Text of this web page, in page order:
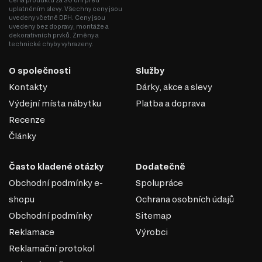
MDF
MDF je jedním z nejoblíbenějších materiálů v
lisováním pod vysokým tlakem a teplotou za přidání
speciálních pryskyřic. Díky svým vlastnostem se MDF
dekorativních panelů a dalších interiérových prvků.
Vlastnosti MDF:
Pevnost a stabilita. MDF má vysokou hustotu, která zajišťuje dobrou
pevnost a odolnost proti deformacím.
Hladký povrch. Díky homogenní struktuře má materiál dokonale
uplatněním slevy. Všechny ceny jsou
uvedeny včetně DPH. Ceny jsou
uvedeny bez dopravy, montáže a
dekorativních prvků. Změny a
technické chyby vyhrazeny.
O společnosti
Kontakty
Výdejní místa nábytku
Recenze
Články
Služby
Dárky, akce a slevy
Platba a doprava
Často kladené otázky
Obchodní podmínky e-
shopu
Obchodní podmínky
Reklamace
Reklamační protokol
Dodatečně
Spolupráce
Ochrana osobních údajů
Sitemap
Výrobci